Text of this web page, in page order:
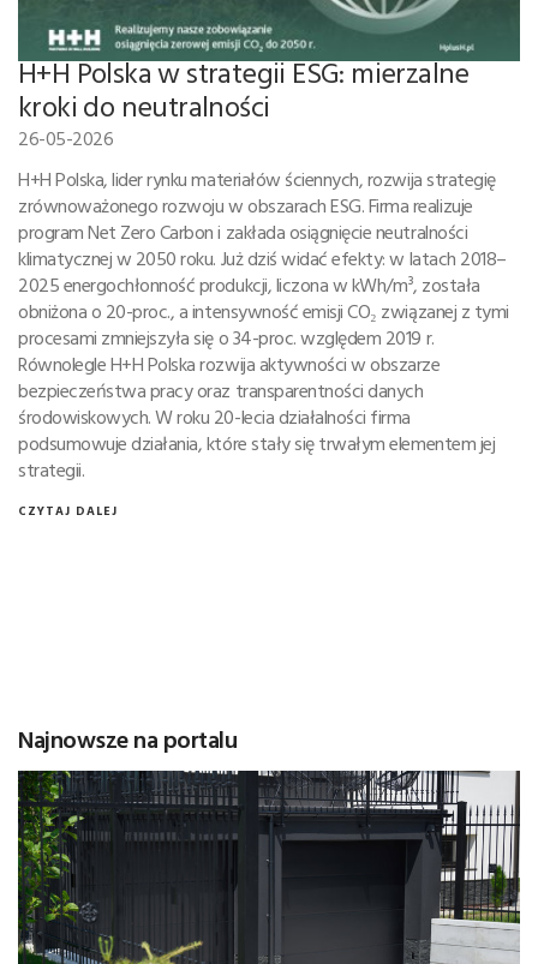
H+H Polska w strategii ESG: mierzalne
kroki do neutralności
26-05-2026
H+H Polska, lider rynku materiałów ściennych, rozwija strategię
zrównoważonego rozwoju w obszarach ESG. Firma realizuje
program Net Zero Carbon i zakłada osiągnięcie neutralności
klimatycznej w 2050 roku. Już dziś widać efekty: w latach 2018–
2025 energochłonność produkcji, liczona w kWh/m³, została
obniżona o 20-proc., a intensywność emisji CO₂ związanej z tymi
procesami zmniejszyła się o 34-proc. względem 2019 r.
Równolegle H+H Polska rozwija aktywności w obszarze
bezpieczeństwa pracy oraz transparentności danych
środowiskowych. W roku 20-lecia działalności firma
podsumowuje działania, które stały się trwałym elementem jej
strategii.
CZYTAJ DALEJ
Najnowsze na portalu